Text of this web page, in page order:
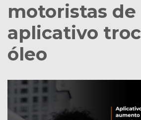
motoristas de
aplicativo
óleo